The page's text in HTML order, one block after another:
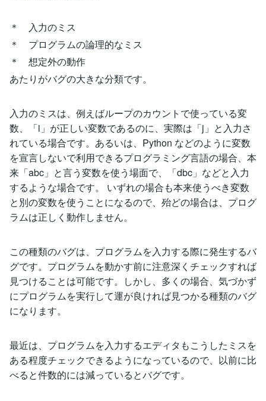
＊ 入力のミス
＊ プログラムの論理的なミス
＊ 想定外の動作
あたりがバグの大きな分類です。
入力のミスは、例えばループのカウントで使っている変
数、「i」が正しい変数であるのに、実際は「j」と入力さ
れている場合です。あるいは、Python などのように変数
を宣言しないで利用できるプログラミング言語の場合、本
来「abc」と言う変数を使う場面で、「dbc」などと入力
するような場合です。 いずれの場合も本来使うべき変数
と別の変数を使うことになるので、殆どの場合は、プログ
ラムは正しく動作しません。
この種類のバグは、プログラムを入力する際に発生するバ
グです。プログラムを動かす前に注意深くチェックすれば
見つけることは可能です。しかし、多くの場合、気づかず
にプログラムを実行して運が良ければ見つかる種類のバグ
になります。
最近は、プログラムを入力するエディタもこうしたミスを
ある程度チェックできるようになっているので、以前に比
べると件数的には減っているとバグです。